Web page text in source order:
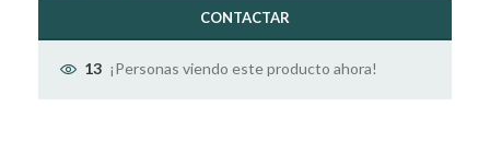
CONTACTAR
13 ¡Personas viendo este producto ahora!